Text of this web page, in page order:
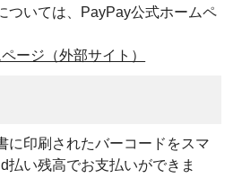
ついては、PayPay公式ホームペ
ージ（外部サイト）
に印刷されたバーコードをスマ
払い残高でお支払いができま